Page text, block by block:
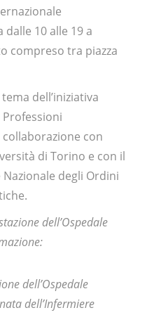
dalle 10 alle 19 a
compreso tra piazza
dell’iniziativa
Professioni
con
di Torino e con il
degli Ordini
dell’Ospedale
dell’Ospedale
dell’Infermiere